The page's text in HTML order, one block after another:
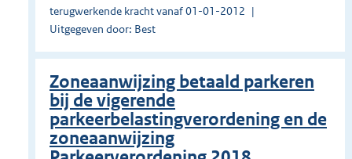
terugwerkende kracht vanaf 01-01-2012
Uitgegeven door: Best
Zoneaanwijzing betaald parkeren
bij de vigerende
parkeerbelastingverordening en de
zoneaanwijzing